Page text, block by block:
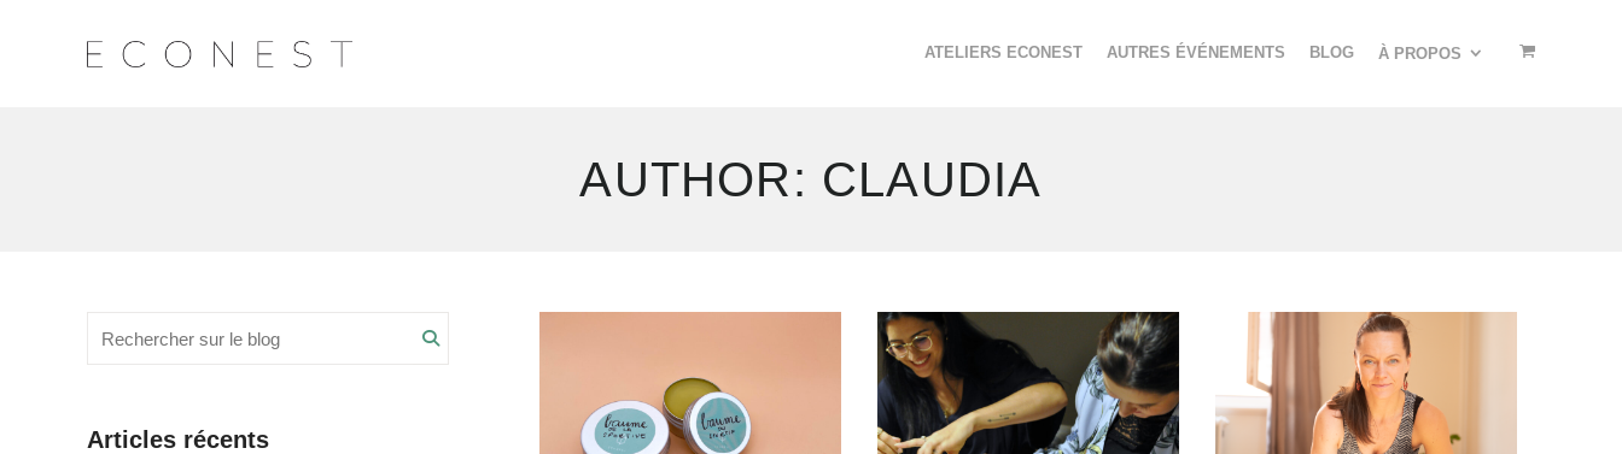
ATELIERS ECONEST AUTRES ÉVÉNEMENTS BLOG À PROPOS
AUTHOR: CLAUDIA
pour
Articles récents